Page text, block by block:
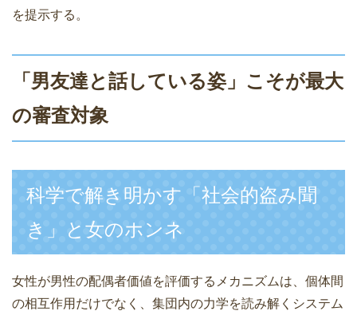
を提示する。
「男友達と話している姿」こそが最大
の審査対象
科学で解き明かす「社会的盗み聞
き」と女のホンネ
女性が男性の配偶者価値を評価するメカニズムは、個体間
の相互作用だけでなく、集団内の力学を読み解くシステム